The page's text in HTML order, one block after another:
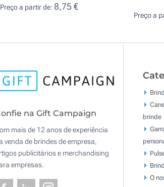
Preço a partir de: 8,75 €
Preço a
na Gift Campaign
mais de 12 anos de experiência
venda de brindes de empresa,
publicitários e merchandising
empresas.
brinde
O